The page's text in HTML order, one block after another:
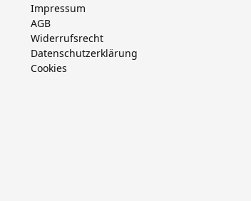
Impressum
AGB
Widerrufsrecht
Datenschutzerklärung
Cookies